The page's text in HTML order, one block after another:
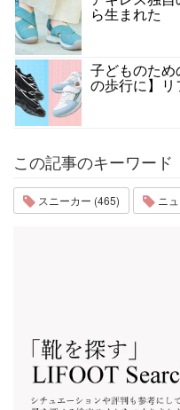
ら生まれた
子どものた
の歩行に】リ
この記事のキーワード
スニーカー (465) ニ